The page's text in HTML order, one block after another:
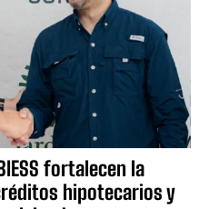
fortalecen la
hipotecarios y